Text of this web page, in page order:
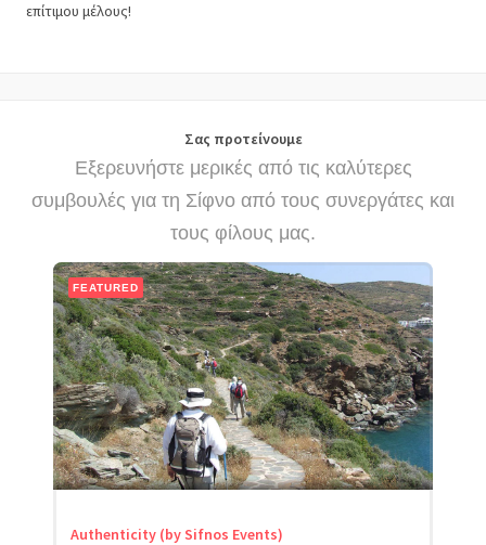
επίτιμου μέλους!
Σας προτείνουμε
Εξερευνήστε μερικές από τις καλύτερες
συμβουλές για τη Σίφνο από τους συνεργάτες και
τους φίλους μας.
FEATURED
Authenticity (by Sifnos Events)